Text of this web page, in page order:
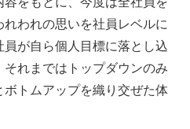
われの思いを社員レベルに
が自ら個人目標に落とし込
れまではトップダウンのみ
トムアップを織り交ぜた体